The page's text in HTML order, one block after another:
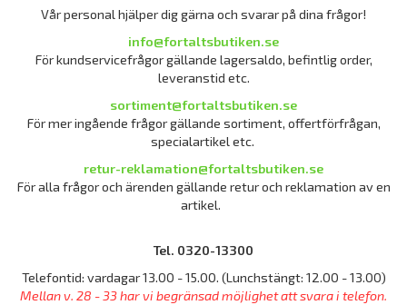
Vår personal hjälper dig gärna och svarar på dina frågor!
info@fortaltsbutiken.se
För kundservicefrågor gällande lagersaldo, befintlig order,
leveranstid etc.
sortiment@fortaltsbutiken.se
För mer ingående frågor gällande sortiment, offertförfrågan,
specialartikel etc.
retur-reklamation@fortaltsbutiken.se
För alla frågor och ärenden gällande retur och reklamation av en
artikel.
Tel. 0320-13300
Telefontid: vardagar 13.00 - 15.00. (Lunchstängt: 12.00 - 13.00)
Mellan v. 28 - 33 har vi begränsad möjlighet att svara i telefon.